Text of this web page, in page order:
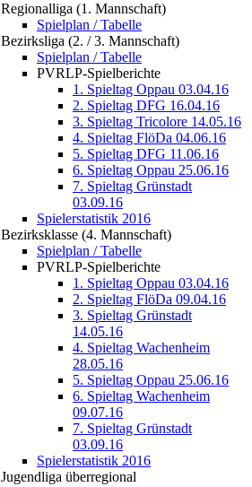
Regionalliga (1. Mannschaft)
Spielplan / Tabelle
Bezirksliga (2. / 3. Mannschaft)
Spielplan / Tabelle
PVRLP-Spielberichte
1. Spieltag Oppau 03.04.16
2. Spieltag DFG 16.04.16
3. Spieltag Tricolore 14.05.16
4. Spieltag FlöDa 04.06.16
5. Spieltag DFG 11.06.16
6. Spieltag Oppau 25.06.16
7. Spieltag Grünstadt
03.09.16
Spielerstatistik 2016
Bezirksklasse (4. Mannschaft)
Spielplan / Tabelle
PVRLP-Spielberichte
1. Spieltag Oppau 03.04.16
2. Spieltag FlöDa 09.04.16
3. Spieltag Grünstadt
14.05.16
4. Spieltag Wachenheim
28.05.16
5. Spieltag Oppau 25.06.16
6. Spieltag Wachenheim
09.07.16
7. Spieltag Grünstadt
03.09.16
Spielerstatistik 2016
Jugendliga überregional